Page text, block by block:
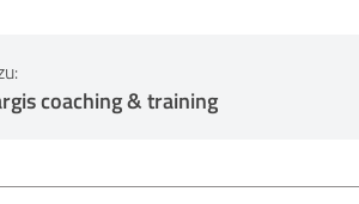
coaching & training